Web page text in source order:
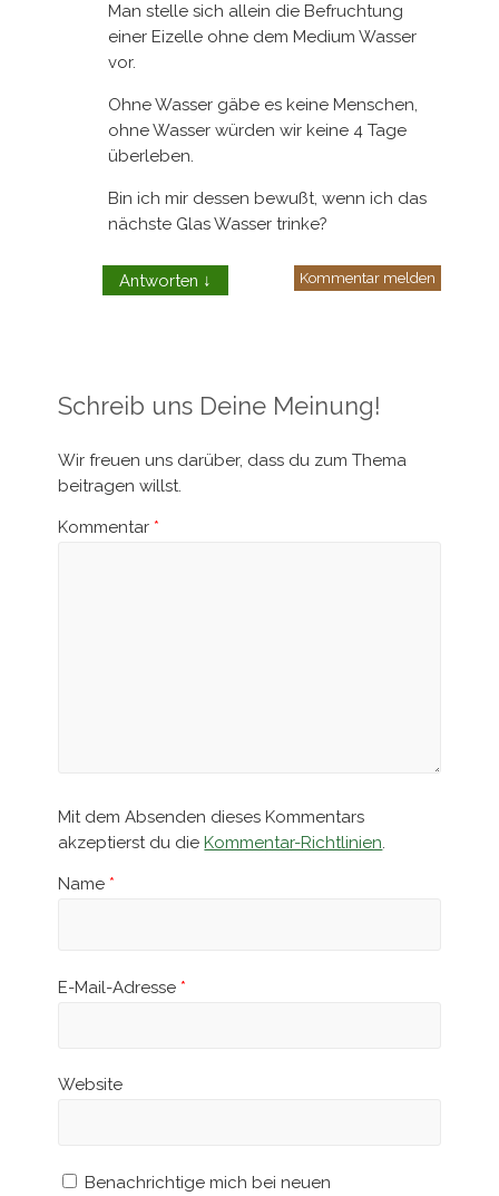
Man stelle sich allein die Befruchtung
einer Eizelle ohne dem Medium Wasser
vor.
Ohne Wasser gäbe es keine Menschen,
ohne Wasser würden wir keine 4 Tage
überleben.
Bin ich mir dessen bewußt, wenn ich das
nächste Glas Wasser trinke?
Antworten ↓ Kommentar melden
Schreib uns Deine Meinung!
Wir freuen uns darüber, dass du zum Thema
beitragen willst.
Kommentar *
Mit dem Absenden dieses Kommentars
akzeptierst du dieKommentar-Richtlinien.
Name *
E-Mail-Adresse *
Website
Benachrichtige mich bei neuen